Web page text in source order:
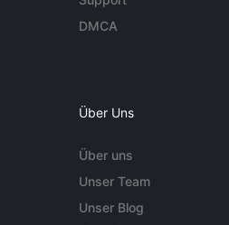
DMCA
Über Uns
Über uns
Unser Team
Unser Blog